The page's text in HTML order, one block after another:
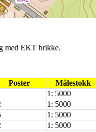
med EKT brikke.
Poster
Målestokk
1: 5000
1: 5000
1: 5000
1: 5000